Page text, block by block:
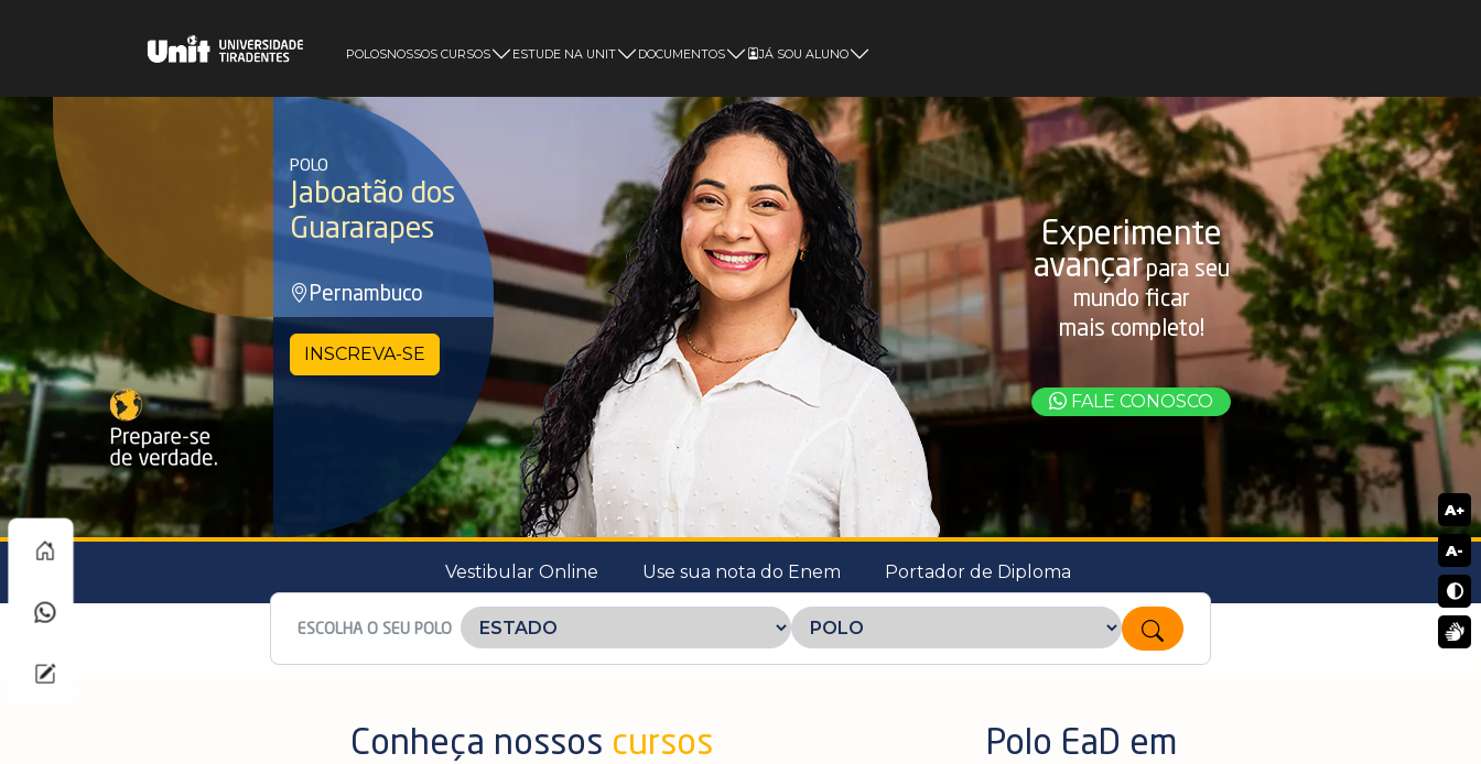
POLOSNOSSOS CURSOS ESTUDE NA UNIT DOCUMENTOS JÁ SOU ALUNO
Magister
POLO
Jaboatão dos
Guararapes
Pernambuco
INSCREVA-SE
Experimente
avançarpara seu
mundo ficar
mais completo!
FALE CONOSCO
Vestibular Online Use sua nota do Enem Portador de Diploma
ESCOLHA O SEU POLO
Conheça nossos cursos
Polo EaD em
A+
A-